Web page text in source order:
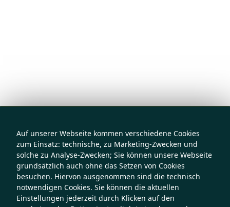
Auf unserer Webseite kommen verschiedene Cookies
zum Einsatz: technische, zu Marketing-Zwecken und
solche zu Analyse-Zwecken; Sie können unsere Webseite
grundsätzlich auch ohne das Setzen von Cookies
besuchen. Hiervon ausgenommen sind die technisch
notwendigen Cookies. Sie können die aktuellen
Einstellungen jederzeit durch Klicken auf den